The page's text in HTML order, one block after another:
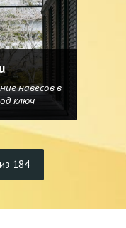
навесов в
ключ
184